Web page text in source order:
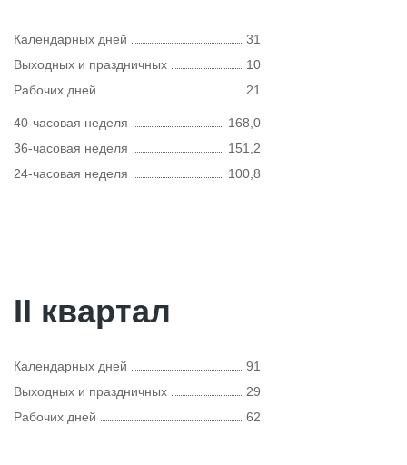
Календарных дней
31
Выходных и праздничных
10
Рабочих дней
21
40-часовая неделя
168,0
36-часовая неделя
151,2
24-часовая неделя
100,8
II квартал
Календарных дней
91
Выходных и праздничных
29
Рабочих дней
62